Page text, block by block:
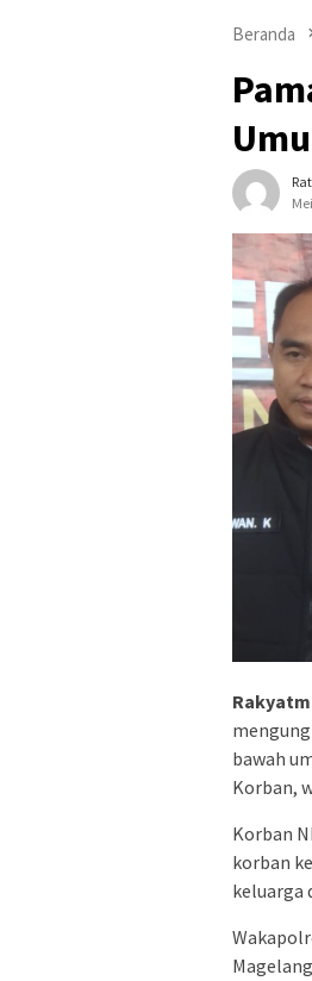
Beranda
bawah
Korban,
Korban
korban
keluarga